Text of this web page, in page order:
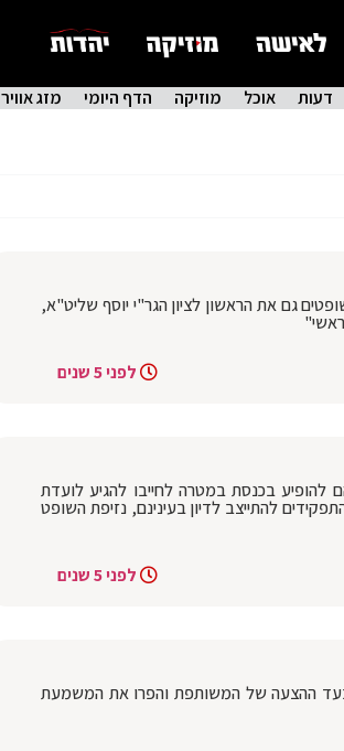
דעות אוכל מוזיקה הדף היומי מזג אוויר
גם את הראשון לציון הגר"י יוסף שליט"א,
לפני 5 שנים
להופיע בכנסת במטרה לחייבו להגיע לועדת
להתייצב לדיון בעינינם, נזיפת השופט
לפני 5 שנים
בעד ההצעה של המשותפת והפרו את המשמעת